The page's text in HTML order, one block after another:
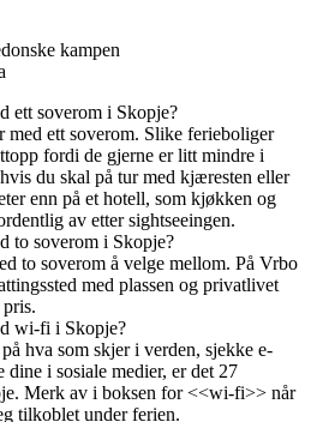
kampen
ett soverom i Skopje?
med ett soverom. Slike ferieboliger
fordi de gjerne er litt mindre i
du skal på tur med kjæresten eller
enn på et hotell, som kjøkken og
av etter sightseeingen.
to soverom i Skopje?
to soverom å velge mellom. På Vrbo
med plassen og privatlivet
wi-fi i Skopje?
hva som skjer i verden, sjekke e-
dine i sosiale medier, er det 27
Merk av i boksen for <<wi-fi>> når
tilkoblet under ferien.